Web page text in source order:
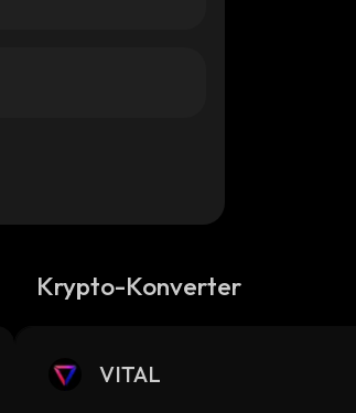
Krypto-Konverter
VITAL